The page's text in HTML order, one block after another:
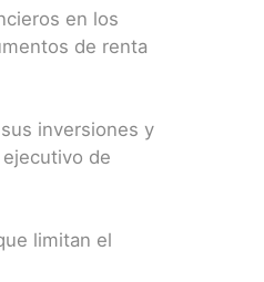
en los
de renta
inversiones y
de
limitan el